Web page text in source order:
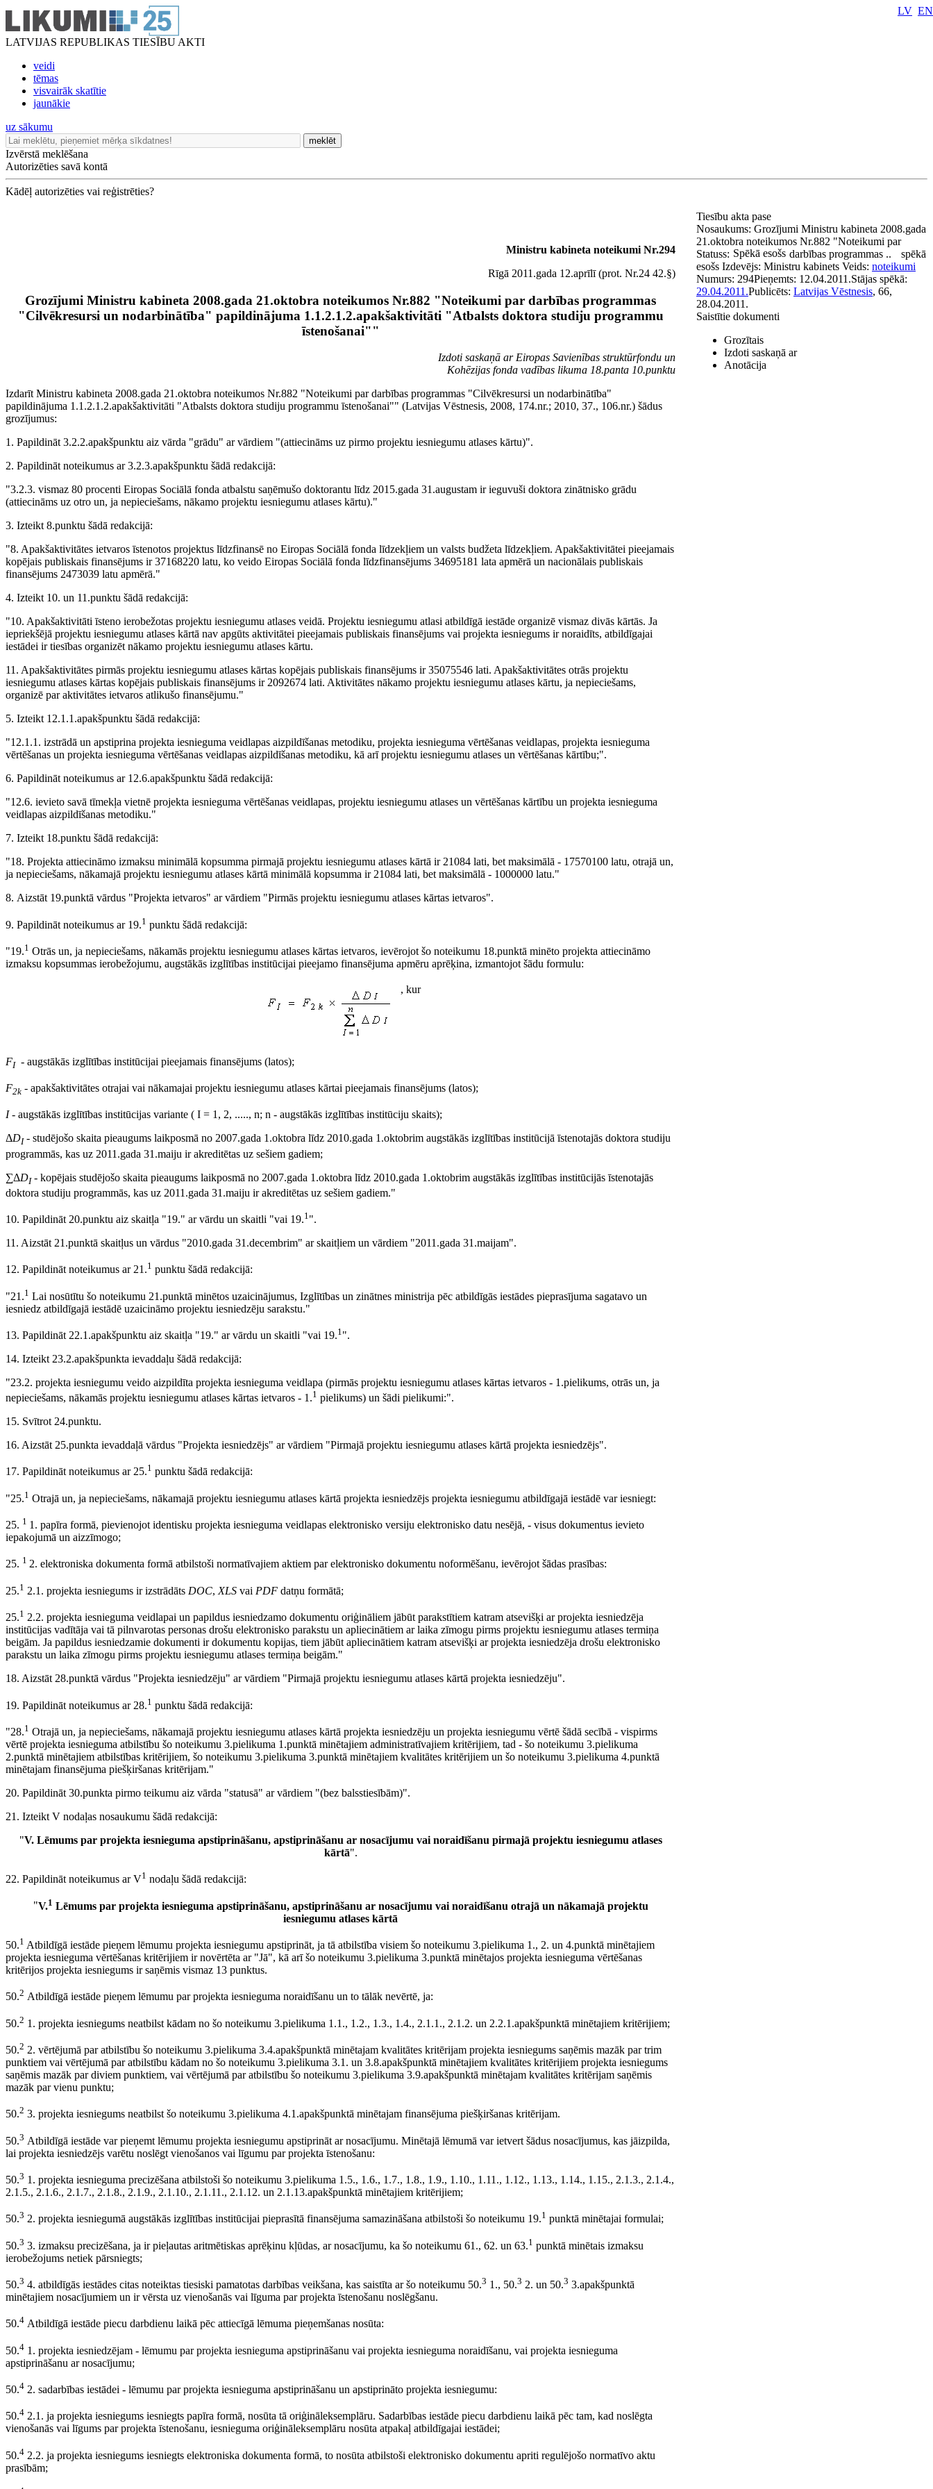
LATVIJAS REPUBLIKAS TIESĪBU AKTI
veidi
tēmas
visvairāk skatītie
jaunākie
LV EN
uz sākumu
meklēt
Izvērstā meklēšana
Autorizēties savā kontā
Kādēļ autorizēties vai reģistrēties?
Ministru kabineta noteikumi Nr.294
Rīgā 2011.gada 12.aprīlī (prot. Nr.24 42.§)
Grozījumi Ministru kabineta 2008.gada 21.oktobra noteikumos Nr.882 "Noteikumi par darbības programmas
"Cilvēkresursi un nodarbinātība" papildinājuma 1.1.2.1.2.apakšaktivitāti "Atbalsts doktora studiju programmu
īstenošanai""
Izdoti saskaņā ar Eiropas Savienības struktūrfondu un
Kohēzijas fonda vadības likuma 18.panta 10.punktu
Izdarīt Ministru kabineta 2008.gada 21.oktobra noteikumos Nr.882 "Noteikumi par darbības programmas "Cilvēkresursi un nodarbinātība"
papildinājuma 1.1.2.1.2.apakšaktivitāti "Atbalsts doktora studiju programmu īstenošanai"" (Latvijas Vēstnesis, 2008, 174.nr.; 2010, 37., 106.nr.) šādus
grozījumus:
1. Papildināt 3.2.2.apakšpunktu aiz vārda "grādu" ar vārdiem "(attiecināms uz pirmo projektu iesniegumu atlases kārtu)".
2. Papildināt noteikumus ar 3.2.3.apakšpunktu šādā redakcijā:
"3.2.3. vismaz 80 procenti Eiropas Sociālā fonda atbalstu saņēmušo doktorantu līdz 2015.gada 31.augustam ir ieguvuši doktora zinātnisko grādu
(attiecināms uz otro un, ja nepieciešams, nākamo projektu iesniegumu atlases kārtu)."
3. Izteikt 8.punktu šādā redakcijā:
"8. Apakšaktivitātes ietvaros īstenotos projektus līdzfinansē no Eiropas Sociālā fonda līdzekļiem un valsts budžeta līdzekļiem. Apakšaktivitātei pieejamais
kopējais publiskais finansējums ir 37168220 latu, ko veido Eiropas Sociālā fonda līdzfinansējums 34695181 lata apmērā un nacionālais publiskais
finansējums 2473039 latu apmērā."
4. Izteikt 10. un 11.punktu šādā redakcijā:
"10. Apakšaktivitāti īsteno ierobežotas projektu iesniegumu atlases veidā. Projektu iesniegumu atlasi atbildīgā iestāde organizē vismaz divās kārtās. Ja
iepriekšējā projektu iesniegumu atlases kārtā nav apgūts aktivitātei pieejamais publiskais finansējums vai projekta iesniegums ir noraidīts, atbildīgajai
iestādei ir tiesības organizēt nākamo projektu iesniegumu atlases kārtu.
11. Apakšaktivitātes pirmās projektu iesniegumu atlases kārtas kopējais publiskais finansējums ir 35075546 lati. Apakšaktivitātes otrās projektu
iesniegumu atlases kārtas kopējais publiskais finansējums ir 2092674 lati. Aktivitātes nākamo projektu iesniegumu atlases kārtu, ja nepieciešams,
organizē par aktivitātes ietvaros atlikušo finansējumu."
5. Izteikt 12.1.1.apakšpunktu šādā redakcijā:
"12.1.1. izstrādā un apstiprina projekta iesnieguma veidlapas aizpildīšanas metodiku, projekta iesnieguma vērtēšanas veidlapas, projekta iesnieguma
vērtēšanas un projekta iesnieguma vērtēšanas veidlapas aizpildīšanas metodiku, kā arī projektu iesniegumu atlases un vērtēšanas kārtību;".
6. Papildināt noteikumus ar 12.6.apakšpunktu šādā redakcijā:
"12.6. ievieto savā tīmekļa vietnē projekta iesnieguma vērtēšanas veidlapas, projektu iesniegumu atlases un vērtēšanas kārtību un projekta iesnieguma
veidlapas aizpildīšanas metodiku."
7. Izteikt 18.punktu šādā redakcijā:
"18. Projekta attiecināmo izmaksu minimālā kopsumma pirmajā projektu iesniegumu atlases kārtā ir 21084 lati, bet maksimālā - 17570100 latu, otrajā un,
ja nepieciešams, nākamajā projektu iesniegumu atlases kārtā minimālā kopsumma ir 21084 lati, bet maksimālā - 1000000 latu."
8. Aizstāt 19.punktā vārdus "Projekta ietvaros" ar vārdiem "Pirmās projektu iesniegumu atlases kārtas ietvaros".
9. Papildināt noteikumus ar 19.1 punktu šādā redakcijā:
"19.1 Otrās un, ja nepieciešams, nākamās projektu iesniegumu atlases kārtas ietvaros, ievērojot šo noteikumu 18.punktā minēto projekta attiecināmo
izmaksu kopsummas ierobežojumu, augstākās izglītības institūcijai pieejamo finansējuma apmēru aprēķina, izmantojot šādu formulu:
, kur
FI- augstākās izglītības institūcijai pieejamais finansējums (latos);
F2k - apakšaktivitātes otrajai vai nākamajai projektu iesniegumu atlases kārtai pieejamais finansējums (latos);
I- augstākās izglītības institūcijas variante ( I = 1, 2, ....., n; n - augstākās izglītības institūciju skaits);
ΔDI- studējošo skaita pieaugums laikposmā no 2007.gada 1.oktobra līdz 2010.gada 1.oktobrim augstākās izglītības institūcijā īstenotajās doktora studiju
programmās, kas uz 2011.gada 31.maiju ir akreditētas uz sešiem gadiem;
∑ΔDI- kopējais studējošo skaita pieaugums laikposmā no 2007.gada 1.oktobra līdz 2010.gada 1.oktobrim augstākās izglītības institūcijās īstenotajās
doktora studiju programmās, kas uz 2011.gada 31.maiju ir akreditētas uz sešiem gadiem."
10. Papildināt 20.punktu aiz skaitļa "19." ar vārdu un skaitli "vai 19.1 ".
11. Aizstāt 21.punktā skaitļus un vārdus "2010.gada 31.decembrim" ar skaitļiem un vārdiem "2011.gada 31.maijam".
12. Papildināt noteikumus ar 21.1 punktu šādā redakcijā:
"21.1 Lai nosūtītu šo noteikumu 21.punktā minētos uzaicinājumus, Izglītības un zinātnes ministrija pēc atbildīgās iestādes pieprasījuma sagatavo un
iesniedz atbildīgajā iestādē uzaicināmo projektu iesniedzēju sarakstu."
13. Papildināt 22.1.apakšpunktu aiz skaitļa "19." ar vārdu un skaitli "vai 19.1 ".
14. Izteikt 23.2.apakšpunkta ievaddaļu šādā redakcijā:
"23.2. projekta iesniegumu veido aizpildīta projekta iesnieguma veidlapa (pirmās projektu iesniegumu atlases kārtas ietvaros - 1.pielikums, otrās un, ja
nepieciešams, nākamās projektu iesniegumu atlases kārtas ietvaros - 1.1 pielikums) un šādi pielikumi:".
15. Svītrot 24.punktu.
16. Aizstāt 25.punkta ievaddaļā vārdus "Projekta iesniedzējs" ar vārdiem "Pirmajā projektu iesniegumu atlases kārtā projekta iesniedzējs".
17. Papildināt noteikumus ar 25.1 punktu šādā redakcijā:
"25.1 Otrajā un, ja nepieciešams, nākamajā projektu iesniegumu atlases kārtā projekta iesniedzējs projekta iesniegumu atbildīgajā iestādē var iesniegt:
25. 1 1. papīra formā, pievienojot identisku projekta iesnieguma veidlapas elektronisko versiju elektronisko datu nesējā, - visus dokumentus ievieto
iepakojumā un aizzīmogo;
25. 1 2. elektroniska dokumenta formā atbilstoši normatīvajiem aktiem par elektronisko dokumentu noformēšanu, ievērojot šādas prasības:
25.1 2.1. projekta iesniegums ir izstrādāts DOC, XLS vai PDF datņu formātā;
25.1 2.2. projekta iesnieguma veidlapai un papildus iesniedzamo dokumentu oriģināliem jābūt parakstītiem katram atsevišķi arprojekta iesniedzēja
institūcijas vadītāja vai tā pilnvarotas personas drošu elektronisko parakstu un apliecinātiem ar laika zīmogu pirms projektu iesniegumu atlases termiņa
beigām. Ja papildus iesniedzamie dokumenti ir dokumentu kopijas, tiem jābūt apliecinātiem katram atsevišķi ar projekta iesniedzēja drošu elektronisko
parakstu un laika zīmogu pirms projektu iesniegumu atlases termiņa beigām."
18. Aizstāt 28.punktā vārdus "Projekta iesniedzēju" ar vārdiem "Pirmajā projektu iesniegumu atlases kārtā projekta iesniedzēju".
19. Papildināt noteikumus ar 28.1 punktu šādā redakcijā:
"28.1 Otrajā un, ja nepieciešams, nākamajā projektu iesniegumu atlases kārtā projekta iesniedzēju un projekta iesniegumu vērtē šādā secībā - vispirms
vērtē projekta iesnieguma atbilstību šo noteikumu 3.pielikuma 1.punktā minētajiem administratīvajiem kritērijiem, tad - šo noteikumu 3.pielikuma
2.punktā minētajiem atbilstības kritērijiem, šo noteikumu 3.pielikuma 3.punktā minētajiem kvalitātes kritērijiem un šo noteikumu 3.pielikuma 4.punktā
minētajam finansējuma piešķiršanas kritērijam."
20. Papildināt 30.punkta pirmo teikumu aiz vārda "statusā" ar vārdiem "(bez balsstiesībām)".
21. Izteikt V nodaļas nosaukumu šādā redakcijā:
"V. Lēmums par projekta iesnieguma apstiprināšanu, apstiprināšanu ar nosacījumu vai noraidīšanu pirmajā projektu iesniegumu atlases
kārtā".
22. Papildināt noteikumus ar V1 nodaļu šādā redakcijā:
"V.1 Lēmums par projekta iesnieguma apstiprināšanu, apstiprināšanu ar nosacījumu vai noraidīšanu otrajā un nākamajā projektu
iesniegumu atlases kārtā
50.1 Atbildīgā iestāde pieņem lēmumu projekta iesniegumu apstiprināt, ja tā atbilstība visiem šo noteikumu 3.pielikuma 1., 2. un 4.punktā minētajiem
projekta iesnieguma vērtēšanas kritērijiem ir novērtēta ar "Jā", kā arī šo noteikumu 3.pielikuma 3.punktā minētajos projekta iesnieguma vērtēšanas
kritērijos projekta iesniegums ir saņēmis vismaz 13 punktus.
50.2 Atbildīgā iestāde pieņem lēmumu par projekta iesnieguma noraidīšanu un to tālāk nevērtē, ja:
50.2 1. projekta iesniegums neatbilst kādam no šo noteikumu 3.pielikuma 1.1., 1.2., 1.3., 1.4., 2.1.1., 2.1.2. un 2.2.1.apakšpunktā minētajiem kritērijiem;
50.2 2. vērtējumā par atbilstību šo noteikumu 3.pielikuma 3.4.apakšpunktā minētajam kvalitātes kritērijam projekta iesniegums saņēmis mazāk par trim
punktiem vai vērtējumā par atbilstību kādam no šo noteikumu 3.pielikuma 3.1. un 3.8.apakšpunktā minētajiem kvalitātes kritērijiem projekta iesniegums
saņēmis mazāk par diviem punktiem, vai vērtējumā par atbilstību šo noteikumu 3.pielikuma 3.9.apakšpunktā minētajam kvalitātes kritērijam saņēmis
mazāk par vienu punktu;
50.2 3. projekta iesniegums neatbilst šo noteikumu 3.pielikuma 4.1.apakšpunktā minētajam finansējuma piešķiršanas kritērijam.
50.3 Atbildīgā iestāde var pieņemt lēmumu projekta iesniegumu apstiprināt ar nosacījumu. Minētajā lēmumā var ietvert šādus nosacījumus, kas jāizpilda,
lai projekta iesniedzējs varētu noslēgt vienošanos vai līgumu par projekta īstenošanu:
50.3 1. projekta iesnieguma precizēšana atbilstoši šo noteikumu 3.pielikuma 1.5., 1.6., 1.7., 1.8., 1.9., 1.10., 1.11., 1.12., 1.13., 1.14., 1.15., 2.1.3., 2.1.4.,
2.1.5., 2.1.6., 2.1.7., 2.1.8., 2.1.9., 2.1.10., 2.1.11., 2.1.12. un 2.1.13.apakšpunktā minētajiem kritērijiem;
50.3 2. projekta iesniegumā augstākās izglītības institūcijai pieprasītā finansējuma samazināšana atbilstoši šo noteikumu 19.1 punktā minētajai formulai;
50.3 3. izmaksu precizēšana, ja ir pieļautas aritmētiskas aprēķinu kļūdas, ar nosacījumu, ka šo noteikumu 61., 62. un 63.1 punktā minētais izmaksu
ierobežojums netiek pārsniegts;
50.3 4. atbildīgās iestādes citas noteiktas tiesiski pamatotas darbības veikšana, kas saistīta ar šo noteikumu 50.3 1., 50.3 2. un 50.3 3.apakšpunktā
minētajiem nosacījumiem un ir vērsta uz vienošanās vai līguma par projekta īstenošanu noslēgšanu.
50.4 Atbildīgā iestāde piecu darbdienu laikā pēc attiecīgā lēmuma pieņemšanas nosūta:
50.4 1. projekta iesniedzējam - lēmumu par projekta iesnieguma apstiprināšanu vai projekta iesnieguma noraidīšanu, vai projekta iesnieguma
apstiprināšanu ar nosacījumu;
50.4 2. sadarbības iestādei - lēmumu par projekta iesnieguma apstiprināšanu un apstiprināto projekta iesniegumu:
50.4 2.1. ja projekta iesniegums iesniegts papīra formā, nosūta tā oriģināleksemplāru. Sadarbības iestāde piecu darbdienu laikā pēc tam, kad noslēgta
vienošanās vai līgums par projekta īstenošanu, iesnieguma oriģināleksemplāru nosūta atpakaļ atbildīgajai iestādei;
50.4 2.2. ja projekta iesniegums iesniegts elektroniska dokumenta formā, to nosūta atbilstoši elektronisko dokumentu apriti regulējošo normatīvo aktu
prasībām;
Tiesību akta pase
Nosaukums: Grozījumi Ministru kabineta 2008.gada
21.oktobra noteikumos Nr.882 "Noteikumi par
darbības programmas ..
Statuss: Spēkā esošs
spēkā
esošs Izdevējs: Ministru kabinets Veids: noteikumi
Numurs: 294Pieņemts: 12.04.2011.Stājas spēkā:
29.04.2011.Publicēts: Latvijas Vēstnesis, 66,
28.04.2011.
Saistītie dokumenti
Grozītais
Izdoti saskaņā ar
Anotācija